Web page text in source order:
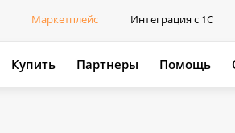
Маркетплейс Интеграция с 1С
Купить Партнеры Помощь